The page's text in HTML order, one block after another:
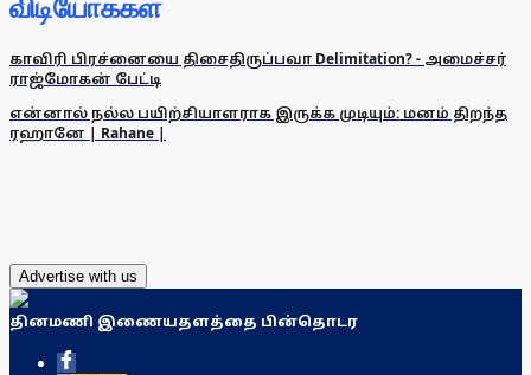
விடியோக்கள்
காவிரி பிரச்னையை திசைதிருப்பவா Delimitation? - அமைச்சர்
ராஜ்மோகன் பேட்டி
என்னால் நல்ல பயிற்சியாளராக இருக்க முடியும்: மனம் திறந்த
ரஹானே | Rahane |
Advertise with us
தினமணி இணையதளத்தை பின்தொடர